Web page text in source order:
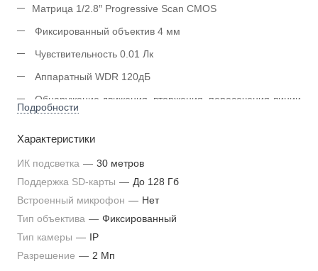
Матрица 1/2.8″ Progressive Scan CMOS
Фиксированный объектив 4 мм
Чувствительность 0.01 Лк
Аппаратный WDR 120дБ
Обнаружение движения, вторжения, пересечения линии
Рабочие условия -40°C...+60°С, IP67
Питание DC 12 В / PoE
Цвет корпуса: белый, черный
Подробности
Характеристики
ИК подсветка — 30 метров
Поддержка SD-карты — До 128 Гб
Встроенный микрофон — Нет
Тип объектива — Фиксированный
Тип камеры — IP
Разрешение — 2 Мп